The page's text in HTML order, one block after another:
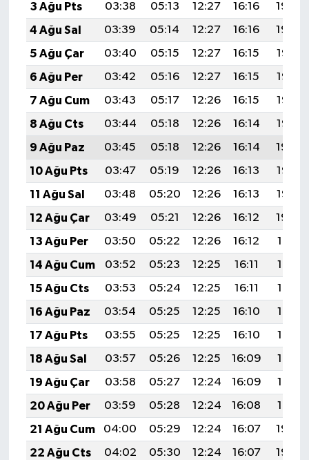
3 Ağu Pts
03:38 05:13 12:27 16:16
19:30
4 Ağu Sal
03:39 05:14 12:27 16:16
19:29
5 Ağu Çar
03:40 05:15 12:27 16:15
19:28
6 Ağu Per
03:42 05:16 12:27 16:15
19:27
7 Ağu Cum
03:43 05:17 12:26 16:15
19:26
8 Ağu Cts
03:44 05:18 12:26 16:14
19:25
9 Ağu Paz
03:45 05:18 12:26 16:14
19:24
10 Ağu Pts
03:47 05:19 12:26 16:13
19:23
11 Ağu Sal
03:48 05:20 12:26 16:13
19:22
12 Ağu Çar
03:49 05:21 12:26 16:12
19:20
13 Ağu Per
03:50 05:22 12:26 16:12
19:19
14 Ağu Cum
03:52 05:23 12:25 16:11
19:18
15 Ağu Cts
03:53 05:24 12:25 16:11
19:17
16 Ağu Paz
03:54 05:25 12:25 16:10
19:15
17 Ağu Pts
03:55 05:25 12:25 16:10
19:14
18 Ağu Sal
03:57 05:26 12:25 16:09
19:13
19 Ağu Çar
03:58 05:27 12:24 16:09
19:12
20 Ağu Per
03:59 05:28 12:24 16:08
19:10
21 Ağu Cum
04:00 05:29 12:24 16:07
19:09
22 Ağu Cts
04:02 05:30 12:24 16:07
19:08